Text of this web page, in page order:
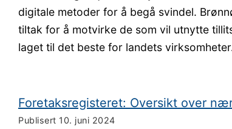
digitale metoder for å begå svindel.
tiltak for å motvirke de som vil utnytte
laget til det beste for landets
Foretaksregisteret: Oversikt over
Publisert 10. juni 2024